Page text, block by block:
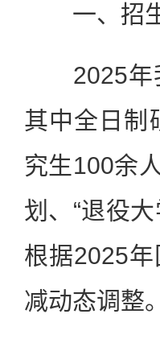
一、招
2025年我
其中全日制
究生100余
划、“退役
根据2025
减动态调整。